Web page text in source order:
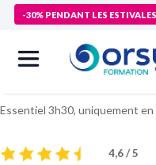
-30% PENDANT LES ESTIVALES
> Formations>Management -
Formation Gérer les conflits
Gérer les conflits
Essentiel 3h30, uniquement
4,6 / 5